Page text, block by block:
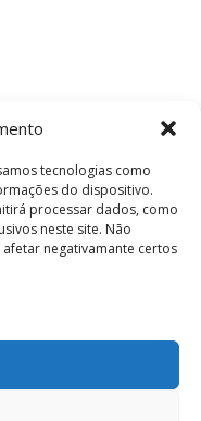
tecnologias como
do dispositivo.
processar dados, como
neste site. Não
negativamante certos